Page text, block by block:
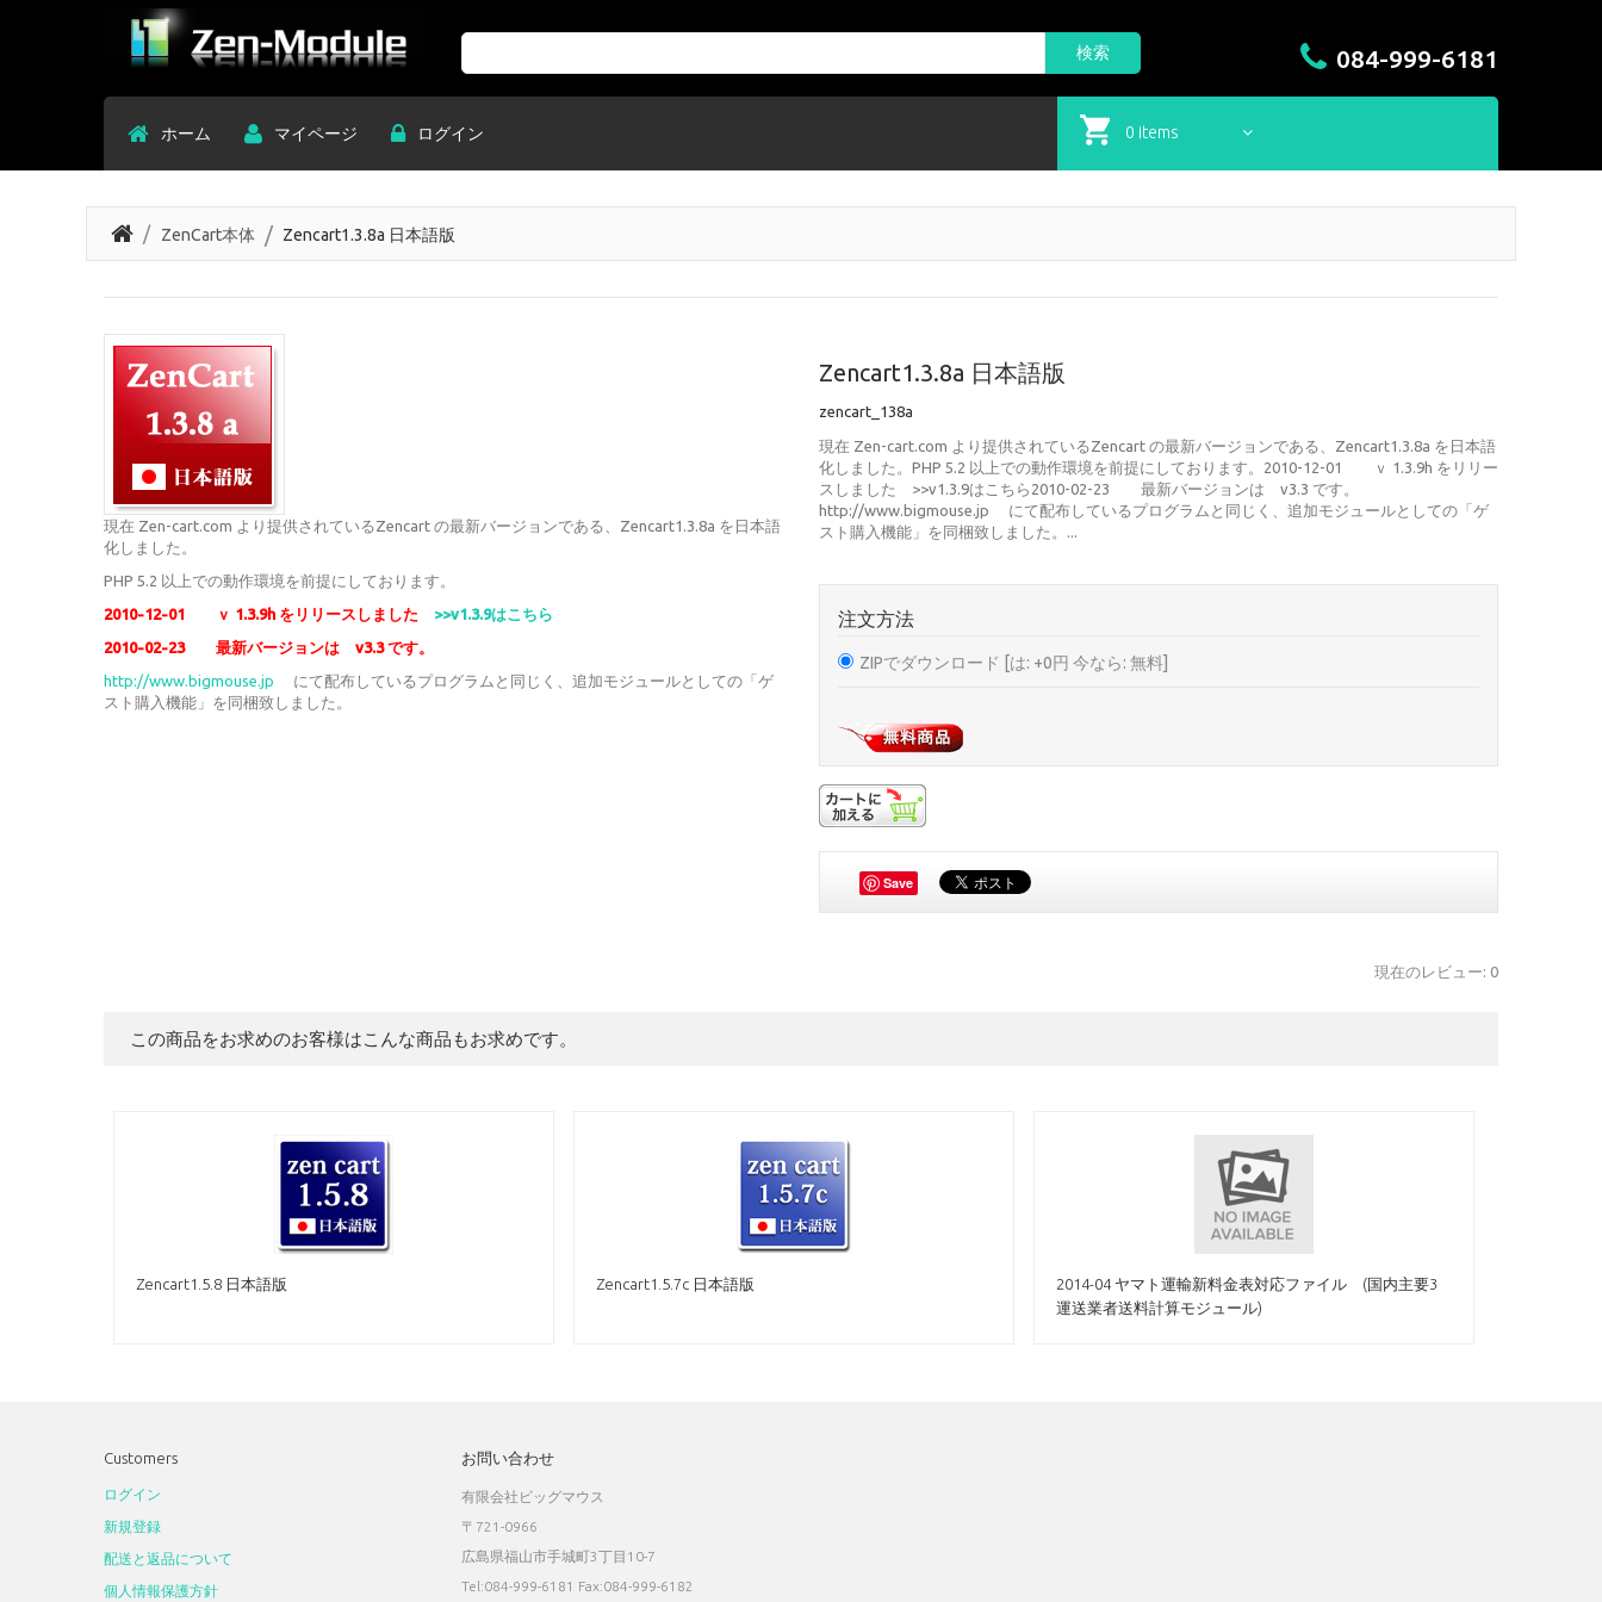
Search 検索 084-999-6181
ホーム マイページ ログイン 0 items
ZenCart本体 Zencart1.3.8a 日本語版
現在 Zen-cart.com より提供されているZencart の最新バージョンである、Zencart1.3.8a を日本語
化しました。
PHP 5.2 以上での動作環境を前提にしております。
2010-12-01 ｖ 1.3.9h をリリースしました >>v1.3.9はこちら
2010-02-23 最新バージョンは v3.3 です。
http://www.bigmouse.jp にて配布しているプログラムと同じく、追加モジュールとしての「ゲ
スト購入機能」を同梱致しました。
Zencart1.3.8a 日本語版
zencart_138a
現在 Zen-cart.com より提供されているZencart の最新バージョンである、Zencart1.3.8a を日本語
化しました。PHP 5.2 以上での動作環境を前提にしております。2010-12-01 ｖ 1.3.9h をリリー
スしました >>v1.3.9はこちら2010-02-23 最新バージョンは v3.3 です。
http://www.bigmouse.jp にて配布しているプログラムと同じく、追加モジュールとしての「ゲ
スト購入機能」を同梱致しました。...
注文方法
ZIPでダウンロード [は: +0円 今なら: 無料]
Save
現在のレビュー: 0
この商品をお求めのお客様はこんな商品もお求めです。
Zencart1.5.8 日本語版 Zencart1.5.7c 日本語版
2014-04 ヤマト運輸新料金表対応ファイル (国内主要3
運送業者送料計算モジュール)
Customers
ログイン
新規登録
配送と返品について
個人情報保護方針
お問い合わせ
有限会社ビッグマウス
〒721-0966
広島県福山市手城町3丁目10-7
Tel:084-999-6181 Fax:084-999-6182